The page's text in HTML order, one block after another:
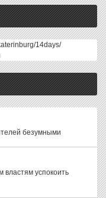
14days/
безумными
властям успокоить